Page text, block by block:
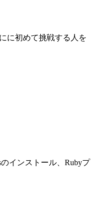
に初めて挑戦する人を
インストール、Rubyプ